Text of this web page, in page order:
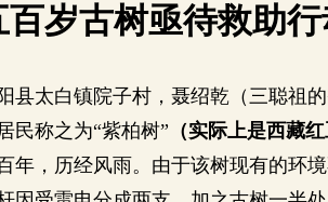
百岁古树亟待救助
县太白镇院子村，聂绍乾（三聪祖
民称之为“紫柏树” （实际上是西藏
年， 历经风雨。 由于该树现有的环